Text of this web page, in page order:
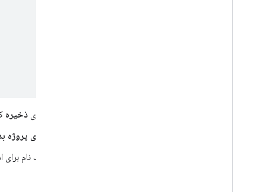
روی ذخیره
روی پروژه
یک نام